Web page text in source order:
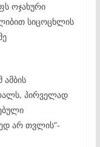
ოჯახური
სიცოცხლის
ამბის
პირველად
არ თვლის”-